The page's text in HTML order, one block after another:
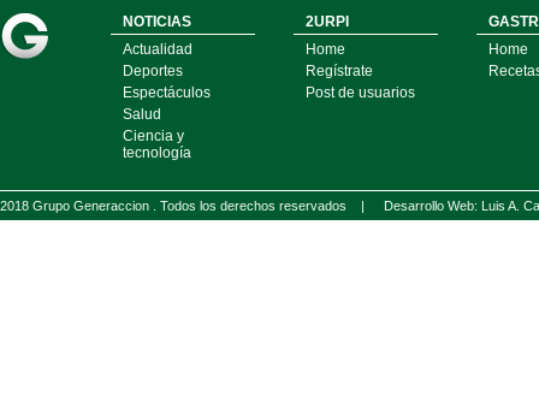
NOTICIAS
Actualidad
Deportes
Espectáculos
Salud
Ciencia y
tecnología
2URPI
Home
Regístrate
Post de usuarios
Home
2018 Grupo Generaccion . Todos los derechos reservados | Desarrollo Web: Luis